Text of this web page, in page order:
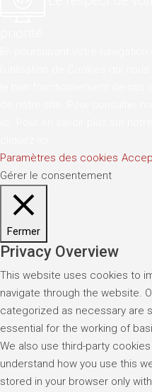
Paramètres des cookies
Gérer le consentement
Fermer
Privacy Overview
This website uses cookies to
navigate through the website.
categorized as necessary are
essential for the working of
We also use third-party
understand how you use this
stored in your browser only